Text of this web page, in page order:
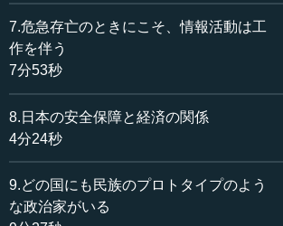
「早く見つける」ということです。
しかし、インテリジェンスは早く情報を
分析するということだけでは終わりませ
ジェンスが大事かというのは、その次の
す。つまり、集めて分析した情報をもと
動に出るか、どのような対処をするのか
がって、インテリジェンスが重要なのは
おもむろに行動する」という組み合わせ
なのです。
7.危急存亡のときにこそ、情報活動は工
作を伴う
7分53秒
8.日本の安全保障と経済の関係
4分24秒
9.どの国にも民族のプロトタイプのよう
な政治家がいる